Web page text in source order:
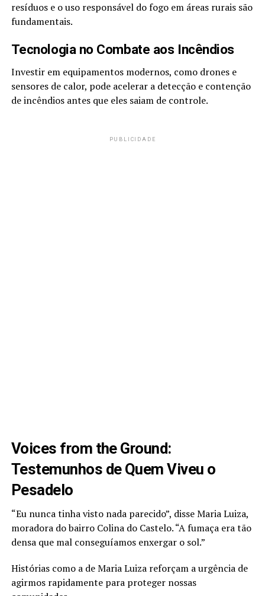
resíduos e o uso responsável do fogo em áreas rurais são
fundamentais.
Tecnologia no Combate aos Incêndios
Investir em equipamentos modernos, como drones e
sensores de calor, pode acelerar a detecção e contenção
de incêndios antes que eles saiam de controle.
PUBLICIDADE
Voices from the Ground:
Testemunhos de Quem Viveu o
Pesadelo
“Eu nunca tinha visto nada parecido”, disse Maria Luiza,
moradora do bairro Colina do Castelo. “A fumaça era tão
densa que mal conseguíamos enxergar o sol.”
Histórias como a de Maria Luiza reforçam a urgência de
agirmos rapidamente para proteger nossas